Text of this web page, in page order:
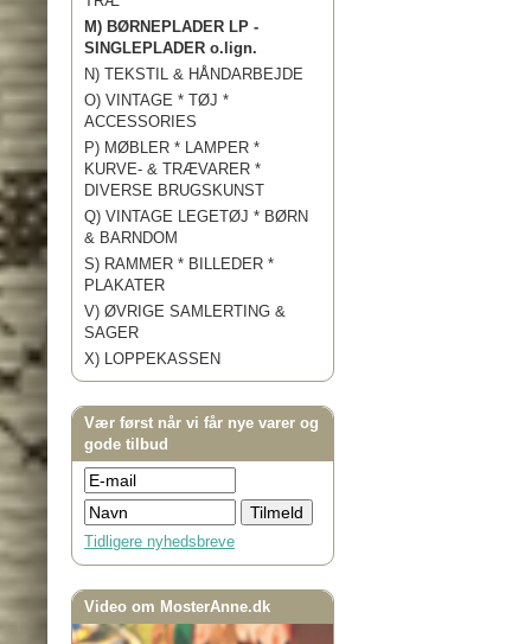
M) BØRNEPLADER LP -
SINGLEPLADER o.lign.
N) TEKSTIL & HÅNDARBEJDE
O) VINTAGE * TØJ *
ACCESSORIES
P) MØBLER * LAMPER *
KURVE- & TRÆVARER *
DIVERSE BRUGSKUNST
Q) VINTAGE LEGETØJ * BØRN
& BARNDOM
S) RAMMER * BILLEDER *
PLAKATER
V) ØVRIGE SAMLERTING &
SAGER
X) LOPPEKASSEN
Vær først når vi får nye varer og
gode tilbud
Tidligere nyhedsbreve
Video om MosterAnne.dk